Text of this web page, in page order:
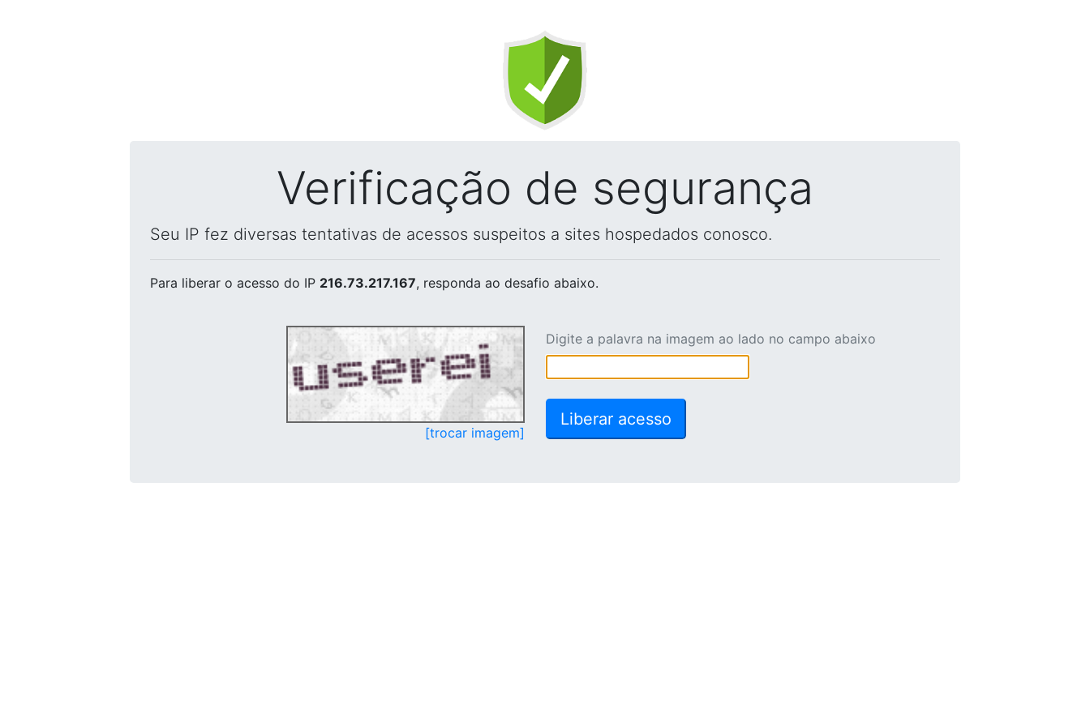
Verificação de segurança
Seu IP fez diversas tentativas de acessos suspeitos a sites hospedados conosco.
Para liberar o acesso do IP 216.73.217.167, responda ao desafio abaixo.
[trocar imagem]
Digite a palavra na imagem ao lado no campo abaixo